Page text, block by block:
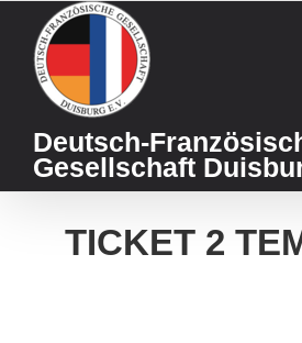
content
Deutsch-
Gesellschaft
TICKET 2